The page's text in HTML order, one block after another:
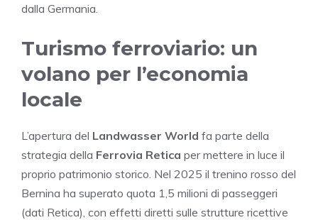
dalla Germania.
Turismo ferroviario: un
volano per l’economia
locale
L’apertura del Landwasser World fa parte della
strategia della Ferrovia Retica per mettere in luce il
proprio patrimonio storico. Nel 2025 il trenino rosso del
Bernina ha superato quota 1,5 milioni di passeggeri
(dati Retica), con effetti diretti sulle strutture ricettive